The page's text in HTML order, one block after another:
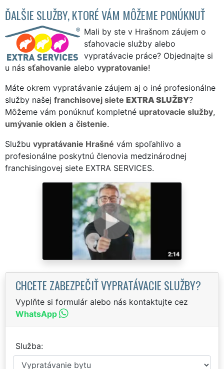
ĎALŠIE SLUŽBY, KTORÉ VÁM MÔŽEME PONÚKNUŤ
Mali by ste v Hrašnom záujem o
sťahovacie služby alebo
vypratávacie práce? Objednajte si
u nás sťahovanie alebo vypratovanie!
Máte okrem vypratávanie záujem aj o iné profesionálne
služby našej franchisovej siete EXTRA SLUŽBY?
Môžeme vám ponúknuť kompletné upratovacie služby,
umývanie okien a čistenie.
Službu vypratávanie Hrašné vám spoľahlivo a
profesionálne poskytnú členovia medzinárodnej
franchisingovej siete EXTRA SERVICES.
CHCETE ZABEZPEČIŤ VYPRATÁVACIE SLUŽBY?
Vyplňte si formulár alebo nás kontaktujte cez
WhatsApp
Služba